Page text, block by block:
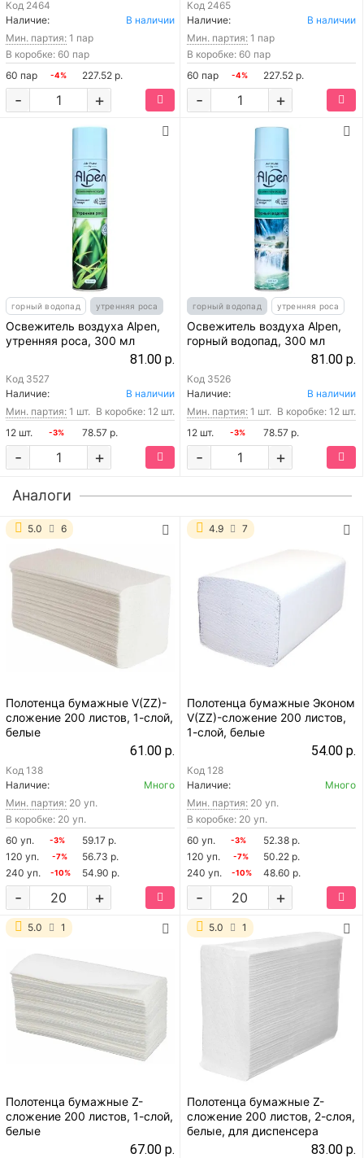
Код 2464
Наличие:
В наличии
Мин. партия: 1 пар
В коробке: 60 пар
60 пар
-4% 227.52 р.
+
-
Код 2465
Наличие:
В наличии
Мин. партия: 1 пар
В коробке: 60 пар
60 пар
-4% 227.52 р.
+
-
горный водопад утренняя роса
Освежитель воздуха Alpen,
утренняя роса, 300 мл
81.00 р.
Код 3527
Наличие:
В наличии
Мин. партия: 1 шт. В коробке: 12 шт.
12 шт.
-3% 78.57 р.
+
-
горный водопад утренняя роса
Освежитель воздуха Alpen,
горный водопад, 300 мл
81.00 р.
Код 3526
Наличие:
В наличии
Мин. партия: 1 шт. В коробке: 12 шт.
12 шт.
-3% 78.57 р.
+
-
Аналоги
5.0 6
Полотенца бумажные V(ZZ)-
сложение 200 листов, 1-слой,
белые
61.00 р.
Код 138
Наличие:
Много
Мин. партия: 20 уп.
В коробке: 20 уп.
60 уп.
-3%
59.17 р.
120 уп.
-7%
56.73 р.
240 уп.
-10% 54.90 р.
+
-
4.9 7
Полотенца бумажные Эконом
V(ZZ)-сложение 200 листов,
1-слой, белые
54.00 р.
Код 128
Наличие:
Много
Мин. партия: 20 уп.
В коробке: 20 уп.
60 уп.
-3%
52.38 р.
120 уп.
-7%
50.22 р.
240 уп.
-10% 48.60 р.
+
-
5.0 1
Полотенца бумажные Z-
сложение 200 листов, 1-слой,
белые
67.00 р.
5.0 1
Полотенца бумажные Z-
сложение 200 листов, 2-слоя,
белые, для диспенсера
83.00 р.